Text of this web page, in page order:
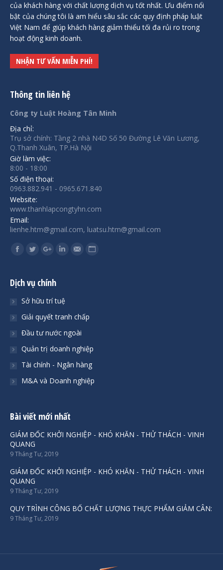
của khách hàng với chất lượng dịch vụ tốt nhất. Ưu điểm nổi
bật của chúng tôi là am hiểu sâu sắc các quy định pháp luật
Việt Nam để giúp khách hàng giảm thiểu tối đa rủi ro trong
hoạt động kinh doanh.
NHẬN TƯ VẤN MIỄN PHÍ!
Thông tin liên hệ
Công ty Luật Hoàng Tân Minh
Địa chỉ:
Trụ sở chính: Tầng 2 nhà N4D Số 50 Đường Lê Văn Lương,
Q.Thanh Xuân, TP.Hà Nội
Giờ làm việc:
8:00 - 18:00
Số điện thoại:
0963.882.941 - 0965.671.840
Website:
www.thanhlapcongtyhn.com
Email:
lienhe.htm@gmail.com, luatsu.htm@gmail.com
Find us on:
Facebook
Twitter MailWebsite
Dịch vụ chính
Sở hữu trí tuệ
Giải quyết tranh chấp
Đầu tư nước ngoài
Quản trị doanh nghiệp
Tài chính - Ngân hàng
M&A và Doanh nghiệp
Bài viết mới nhất
GIÁM ĐỐC KHỞI NGHIỆP - KHÓ KHĂN - THỬ THÁCH - VINH
QUANG
9 Tháng Tư, 2019
GIÁM ĐỐC KHỞI NGHIỆP - KHÓ KHĂN - THỬ THÁCH - VINH
QUANG
9 Tháng Tư, 2019
QUY TRÌNH CÔNG BỐ CHẤT LƯỢNG THỰC PHẨM GIẢM CÂN:
9 Tháng Tư, 2019